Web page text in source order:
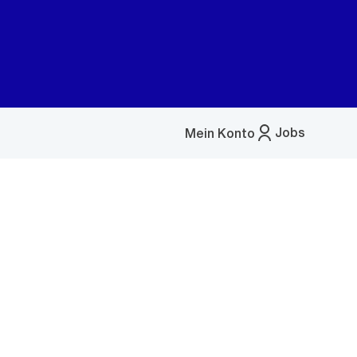
Jobs
Mein Konto
Menü